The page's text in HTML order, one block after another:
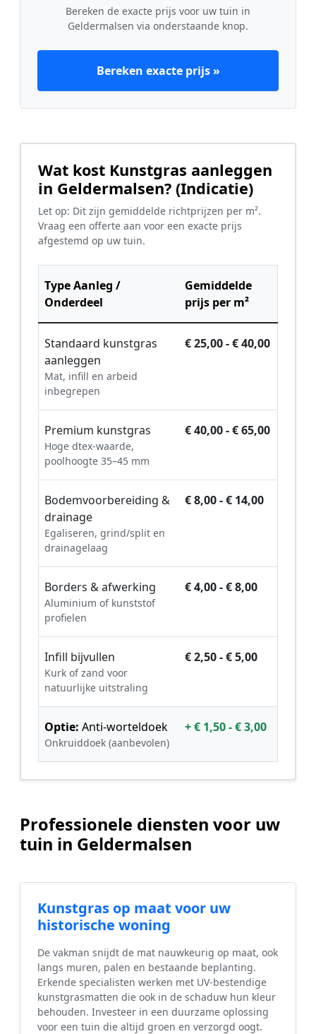
Bereken de exacte prijs voor uw tuin in
Geldermalsen via onderstaande knop.
Bereken exacte prijs »
Wat kost Kunstgras aanleggen
in Geldermalsen? (Indicatie)
Let op: Dit zijn gemiddelde richtprijzen per m².
Vraag een offerte aan voor een exacte prijs
afgestemd op uw tuin.
Type Aanleg /
Onderdeel
Gemiddelde
prijs per m²
Standaard kunstgras
aanleggen
Mat, infill en arbeid
inbegrepen
€ 25,00 - € 40,00
Premium kunstgras
Hoge dtex-waarde,
poolhoogte 35–45 mm
€ 40,00 - € 65,00
Bodemvoorbereiding &
drainage
Egaliseren, grind/split en
drainagelaag
€ 8,00 - € 14,00
Borders & afwerking
Aluminium of kunststof
profielen
€ 4,00 - € 8,00
Infill bijvullen
Kurk of zand voor
natuurlijke uitstraling
€ 2,50 - € 5,00
Optie: Anti-worteldoek
Onkruiddoek (aanbevolen)
+ € 1,50 - € 3,00
Professionele diensten voor uw
tuin in Geldermalsen
Kunstgras op maat voor uw
historische woning
De vakman snijdt de mat nauwkeurig op maat, ook
langs muren, palen en bestaande beplanting.
Erkende specialisten werken met UV-bestendige
kunstgrasmatten die ook in de schaduw hun kleur
behouden. Investeer in een duurzame oplossing
voor een tuin die altijd groen en verzorgd oogt.